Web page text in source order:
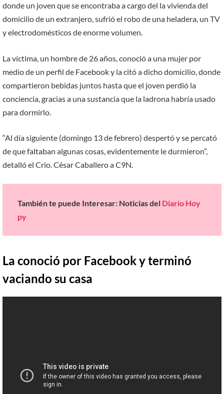
donde un joven que se encontraba a cargo del la vivienda del
domicilio de un extranjero, sufrió el robo de una heladera, un TV
y electrodomésticos de enorme volumen.
La víctima, un hombre de 26 años, conoció a una mujer por
medio de un perfil de Facebook y la citó a dicho domicilio, donde
compartieron bebidas juntos hasta que el joven perdió la
conciencia, gracias a una sustancia que la ladrona habría usado
para dormirlo.
“Al día siguiente (domingo 13 de febrero) despertó y se percató
de que faltaban algunas cosas, evidentemente le durmieron”,
detalló el Crio. César Caballero a C9N.
También te puede Interesar: Noticias del Diario Hoy
py
La conoció por Facebook y terminó
vaciando su casa